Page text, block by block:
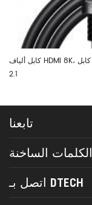
كابل ألياف HDMI 8K، كابل HDMI مجدول فائق السرعة معتمد، كابلات HDMI
2.1
تابعنا
الكلمات الساخنة
اتصل بـ DTECH